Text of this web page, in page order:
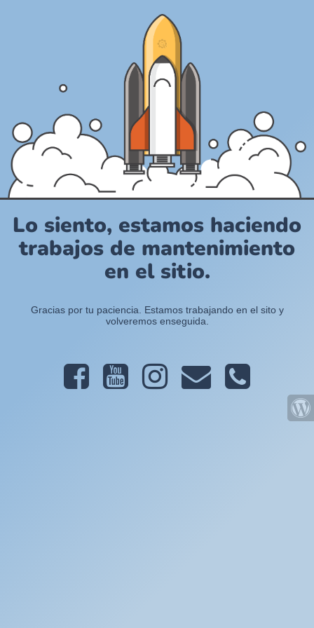
Lo siento, estamos haciendo
trabajos de mantenimiento
en el sitio.
Gracias por tu paciencia. Estamos trabajando en el sito y
volveremos enseguida.